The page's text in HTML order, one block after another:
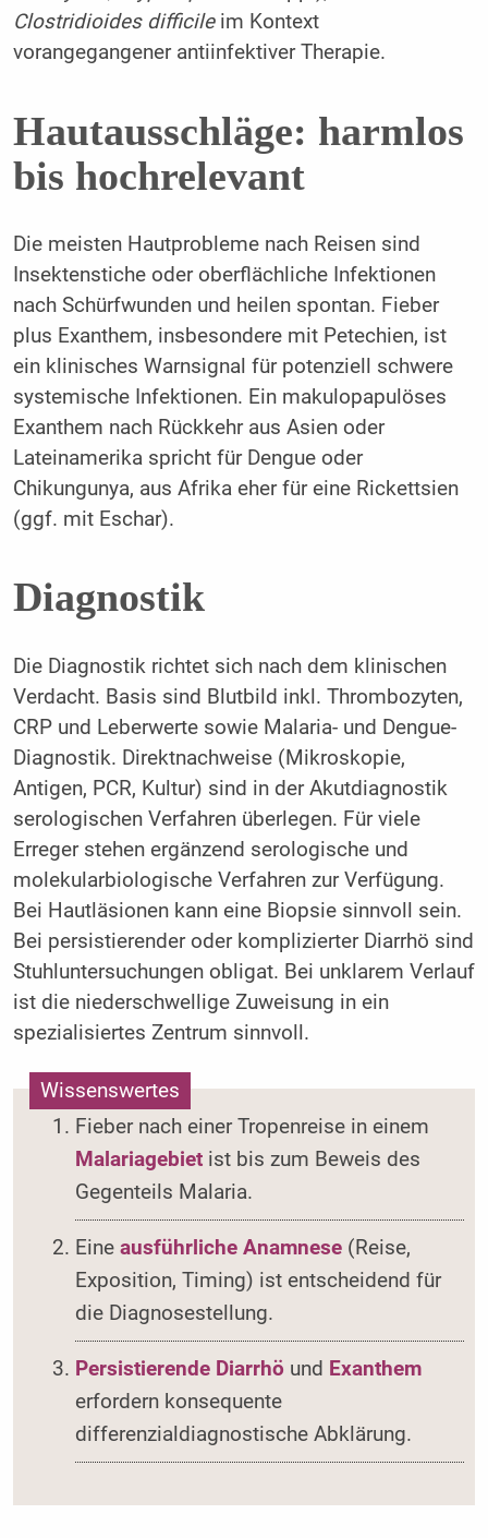
Clostridioides difficileim Kontext
vorangegangener antiinfektiver Therapie.
Hautausschläge: harmlos
bis hochrelevant
Die meisten Hautprobleme nach Reisen sind
Insektenstiche oder oberflächliche Infektionen
nach Schürfwunden und heilen spontan. Fieber
plus Exanthem, insbesondere mit Petechien, ist
ein klinisches Warnsignal für potenziell schwere
systemische Infektionen. Ein makulopapulöses
Exanthem nach Rückkehr aus Asien oder
Lateinamerika spricht für Dengue oder
Chikungunya, aus Afrika eher für eine Rickettsien
(ggf. mit Eschar).
Diagnostik
Die Diagnostik richtet sich nach dem klinischen
Verdacht. Basis sind Blutbild inkl. Thrombozyten,
CRP und Leberwerte sowie Malaria- und Dengue-
Diagnostik. Direktnachweise (Mikroskopie,
Antigen, PCR, Kultur) sind in der Akutdiagnostik
serologischen Verfahren überlegen. Für viele
Erreger stehen ergänzend serologische und
molekularbiologische Verfahren zur Verfügung.
Bei Hautläsionen kann eine Biopsie sinnvoll sein.
Bei persistierender oder komplizierter Diarrhö sind
Stuhluntersuchungen obligat. Bei unklarem Verlauf
ist die niederschwellige Zuweisung in ein
spezialisiertes Zentrum sinnvoll.
Wissenswertes
Fieber nach einer Tropenreise in einem
Malariagebietist bis zum Beweis des
Gegenteils Malaria.
Eine ausführliche Anamnese(Reise,
Exposition, Timing) ist entscheidend für
die Diagnosestellung.
Persistierende Diarrhö und Exanthem
erfordern konsequente
differenzialdiagnostische Abklärung.